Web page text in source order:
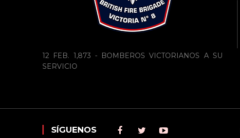
12 FEB. 1,873 - BOMBEROS VICTORIANOS A SU
SERVICIO
SÍGUENOS